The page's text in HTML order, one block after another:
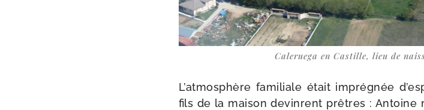
Caleruega en Castille, lieu de
L’atmosphère fami­liale était impré­gnée
fils de la mai­son devinrent prêtres :